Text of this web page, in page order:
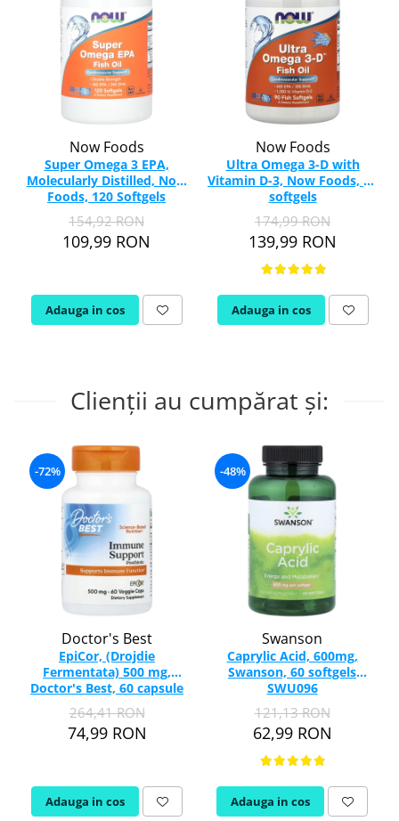
Now Foods
Super Omega 3 EPA,
Molecularly Distilled, Now
Foods, 120 Softgels
154,92 RON
109,99 RON
Adauga in cos
Now Foods
Ultra Omega 3-D with
Vitamin D-3, Now Foods, 90
softgels
174,99 RON
139,99 RON
Adauga in cos
Clienții au cumpărat și:
-72%
Doctor's Best
EpiCor, (Drojdie
Fermentata) 500 mg,
Doctor's Best, 60 capsule
264,41 RON
74,99 RON
Adauga in cos
-48%
Swanson
Caprylic Acid, 600mg,
Swanson, 60 softgels
SWU096
121,13 RON
62,99 RON
Adauga in cos